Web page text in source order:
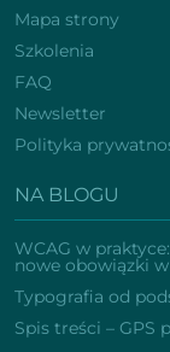
Mapa strony
Szkolenia
FAQ
Newsletter
Polityka
NA BLOGU
WCAG w
nowe obowiązki
Typografia od
Spis treści –